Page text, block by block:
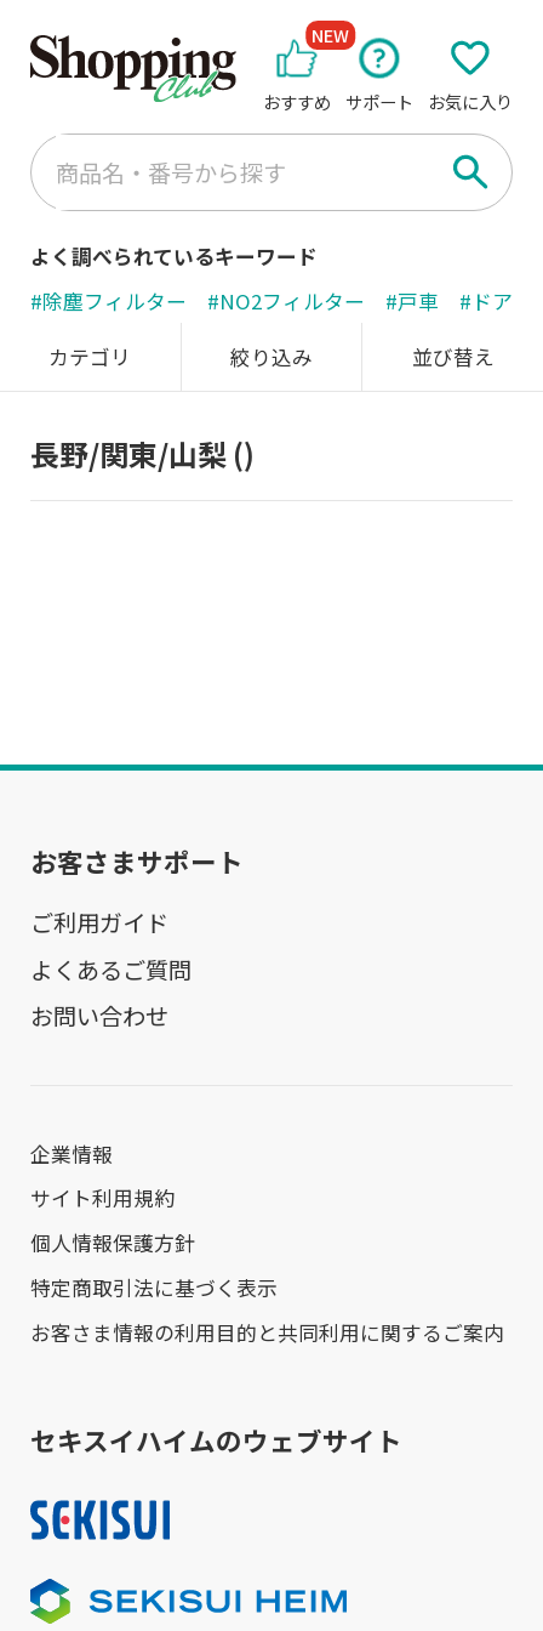
おすすめ
NEW
サポート お気に入り
よく調べられているキーワード
#除塵フィルター
#NO2フィルター #戸車
#ドアノ
カテゴリ
絞り込み 並び替え
長野/関東/山梨 ()
お客さまサポート
ご利用ガイド
よくあるご質問
お問い合わせ
企業情報
サイト利用規約
個人情報保護方針
特定商取引法に基づく表示
お客さま情報の利用目的と共同利用に関するご案内
セキスイハイムのウェブサイト